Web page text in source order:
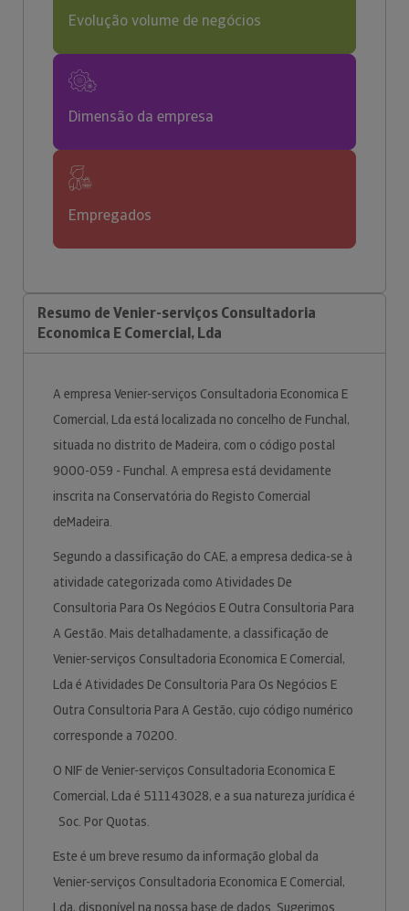
Evolução volume de negócios
Dimensão da empresa
Empregados
Resumo de Venier-serviços Consultadoria
Economica E Comercial, Lda
A empresa Venier-serviços Consultadoria Economica E
Comercial, Lda está localizada no concelho de Funchal,
situada no distrito de Madeira, com o código postal
9000-059 - Funchal. A empresa está devidamente
inscrita na Conservatória do Registo Comercial
deMadeira.
Segundo a classificação do CAE, a empresa dedica-se à
atividade categorizada como Atividades De
Consultoria Para Os Negócios E Outra Consultoria Para
A Gestão. Mais detalhadamente, a classificação de
Venier-serviços Consultadoria Economica E Comercial,
Lda é Atividades De Consultoria Para Os Negócios E
Outra Consultoria Para A Gestão, cujo código numérico
corresponde a 70200.
O NIF de Venier-serviços Consultadoria Economica E
Comercial, Lda é 511143028, e a sua natureza jurídica é
Soc. Por Quotas.
Este é um breve resumo da informação global da
Venier-serviços Consultadoria Economica E Comercial,
Lda, disponível na nossa base de dados. Sugerimos